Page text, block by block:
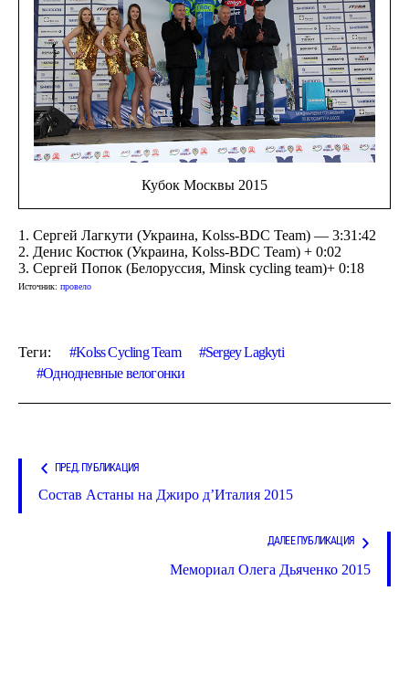
Кубок Москвы 2015
1. Сергей Лагкути (Украина, Kolss-BDC Team) — 3:31:42
2. Денис Костюк (Украина, Kolss-BDC Team) + 0:02
3. Сергей Попок (Белоруссия, Minsk cycling team)+ 0:18
Источник: провело
Теги: Kolss Cycling Team
Sergey Lagkyti
Однодневные велогонки
ПРЕД. ПУБЛИКАЦИЯ
Состав Астаны на Джиро д’Италия 2015
ДАЛЕЕ ПУБЛИКАЦИЯ
Мемориал Олега Дьяченко 2015